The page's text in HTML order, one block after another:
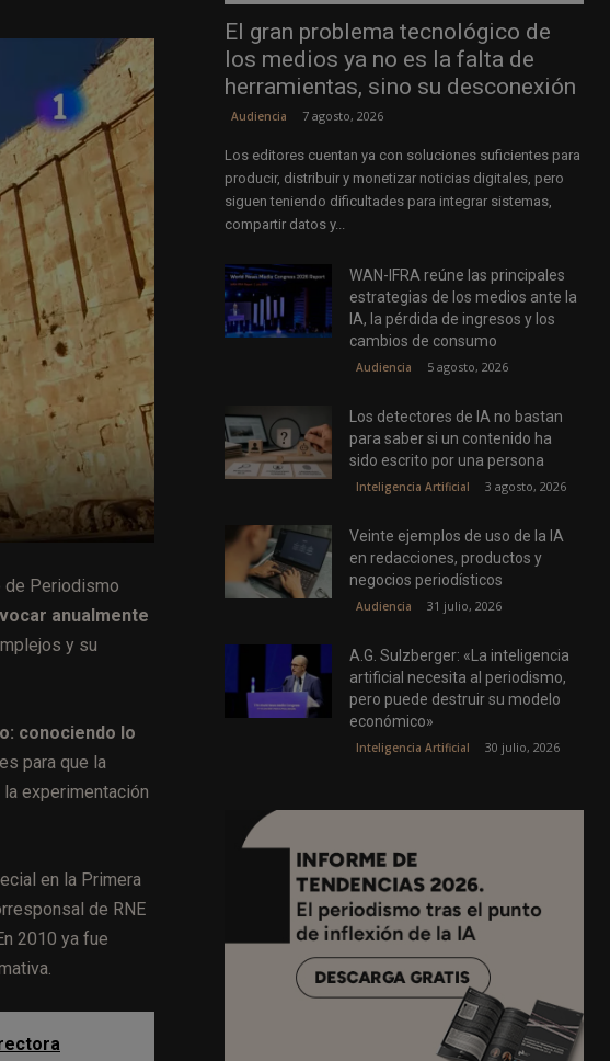
de Periodismo
anualmente
y su
conociendo lo
para que la
experimentación
en la Primera
de RNE
2010 ya fue
El gran problema tecnológico de
los medios ya no es la falta de
herramientas, sino su desconexión
Audiencia 7 agosto, 2026
Los editores cuentan ya con soluciones suficientes para
producir, distribuir y monetizar noticias digitales, pero
siguen teniendo dificultades para integrar sistemas,
compartir datos y...
WAN-IFRA reúne las principales
estrategias de los medios ante la
IA, la pérdida de ingresos y los
cambios de consumo
Audiencia 5 agosto, 2026
Los detectores de IA no bastan
para saber si un contenido ha
sido escrito por una persona
Inteligencia Artificial 3 agosto, 2026
Veinte ejemplos de uso de la IA
en redacciones, productos y
negocios periodísticos
Audiencia 31 julio, 2026
A.G. Sulzberger: «La inteligencia
artificial necesita al periodismo,
pero puede destruir su modelo
económico»
Inteligencia Artificial 30 julio, 2026